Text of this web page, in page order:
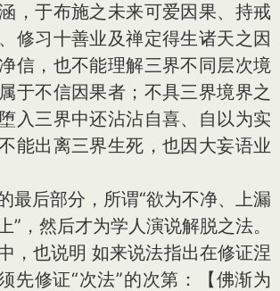
，于布施之未来可爱因果、持戒
修习十善业及禅定得生诸天之因
信，也不能理解三界不同层次境
于不信因果者；不具三界境界之
入三界中还沾沾自喜、自以为实
能出离三界生死，也因大妄语业
后部分，所谓“欲为不净、上漏
”，然后才为学人演说解脱之法。
，也说明 如来说法指出在修证涅
先修证“次法”的次第：【佛渐为